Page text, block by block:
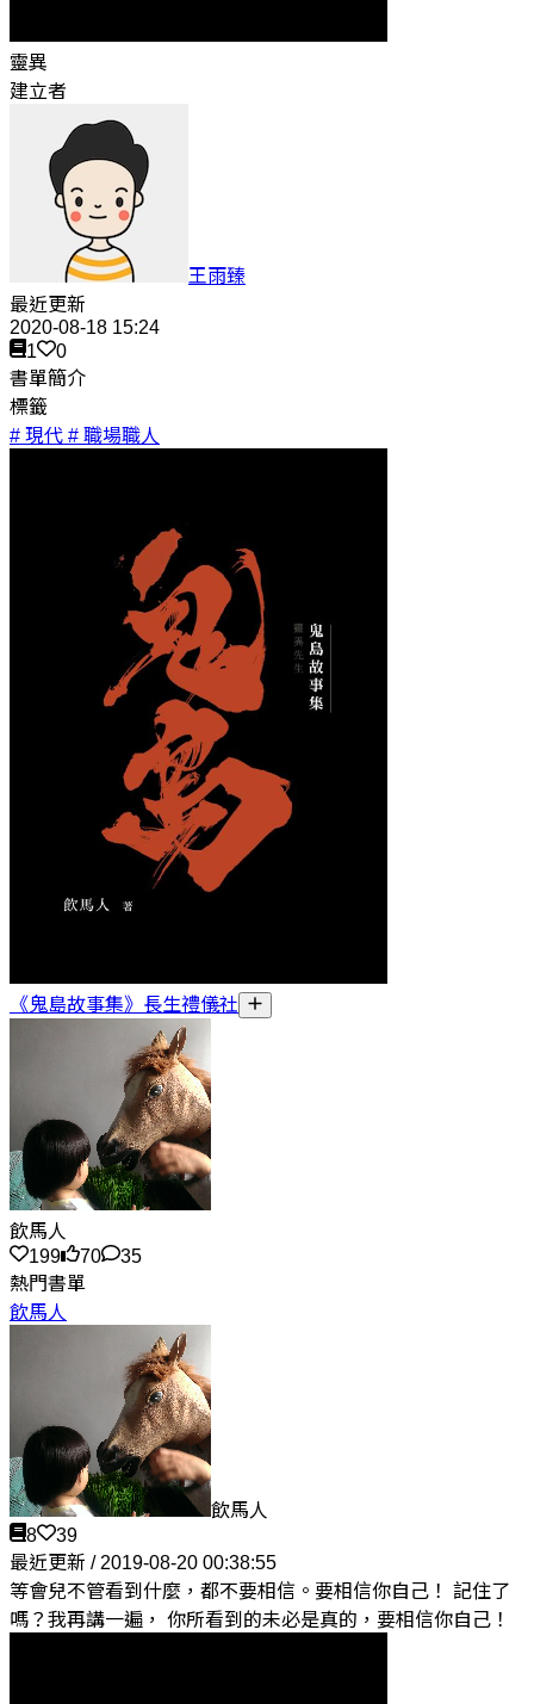
靈異
建立者
王雨臻
最近更新
2020-08-18 15:24
1
0
書單簡介
標籤
# 現代 # 職場職人
《鬼島故事集》長生禮儀社
飲馬人
199
70
35
熱門書單
飲馬人
飲馬人
8
39
最近更新 / 2019-08-20 00:38:55
等會兒不管看到什麼，都不要相信。要相信你自己！ 記住了
嗎？我再講一遍， 你所看到的未必是真的，要相信你自己！